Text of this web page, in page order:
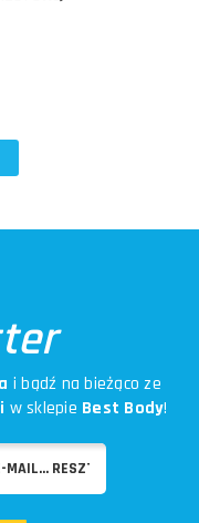
i bądź na bieżąco ze
w sklepie Best Body!